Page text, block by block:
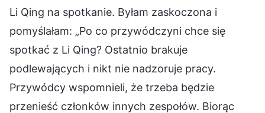
Li Qing na spotkanie. Byłam zaskoczona i
pomyślałam: „Po co przywódczyni chce się
spotkać z Li Qing? Ostatnio brakuje
podlewających i nikt nie nadzoruje pracy.
Przywódcy wspomnieli, że trzeba będzie
przenieść członków innych zespołów. Biorąc